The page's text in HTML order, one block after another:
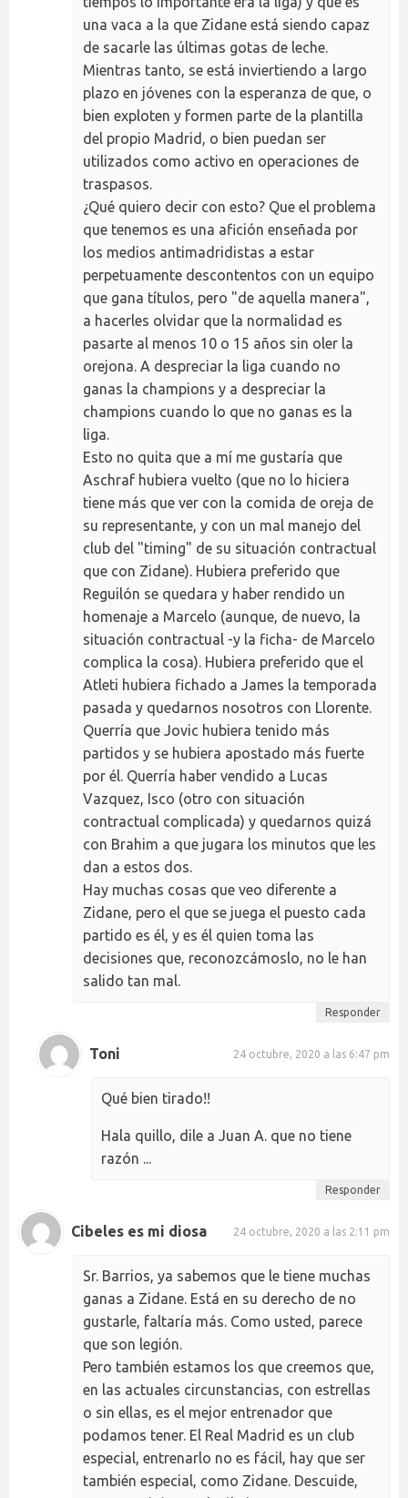
una vaca a la que Zidane está siendo capaz
de sacarle las últimas gotas de leche.
Mientras tanto, se está inviertiendo a largo
plazo en jóvenes con la esperanza de que, o
bien exploten y formen parte de la plantilla
del propio Madrid, o bien puedan ser
utilizados como activo en operaciones de
traspasos.
¿Qué quiero decir con esto? Que el problema
que tenemos es una afición enseñada por
los medios antimadridistas a estar
perpetuamente descontentos con un equipo
que gana títulos, pero "de aquella manera",
a hacerles olvidar que la normalidad es
pasarte al menos 10 o 15 años sin oler la
orejona. A despreciar la liga cuando no
ganas la champions y a despreciar la
champions cuando lo que no ganas es la
liga.
Esto no quita que a mí me gustaría que
Aschraf hubiera vuelto (que no lo hiciera
tiene más que ver con la comida de oreja de
su representante, y con un mal manejo del
club del "timing" de su situación contractual
que con Zidane). Hubiera preferido que
Reguilón se quedara y haber rendido un
homenaje a Marcelo (aunque, de nuevo, la
situación contractual -y la ficha- de Marcelo
complica la cosa). Hubiera preferido que el
Atleti hubiera fichado a James la temporada
pasada y quedarnos nosotros con Llorente.
Querría que Jovic hubiera tenido más
partidos y se hubiera apostado más fuerte
por él. Querría haber vendido a Lucas
Vazquez, Isco (otro con situación
contractual complicada) y quedarnos quizá
con Brahim a que jugara los minutos que les
dan a estos dos.
Hay muchas cosas que veo diferente a
Zidane, pero el que se juega el puesto cada
partido es él, y es él quien toma las
decisiones que, reconozcámoslo, no le han
salido tan mal.
Responder
Toni 24 octubre, 2020 a las 6:47 pm
Qué bien tirado!!
Hala quillo, dile a Juan A. que no tiene
razón ...
Responder
Cibeles es mi diosa 24 octubre, 2020 a las 2:11 pm
Sr. Barrios, ya sabemos que le tiene muchas
ganas a Zidane. Está en su derecho de no
gustarle, faltaría más. Como usted, parece
que son legión.
Pero también estamos los que creemos que,
en las actuales circunstancias, con estrellas
o sin ellas, es el mejor entrenador que
podamos tener. El Real Madrid es un club
especial, entrenarlo no es fácil, hay que ser
también especial, como Zidane. Descuide,